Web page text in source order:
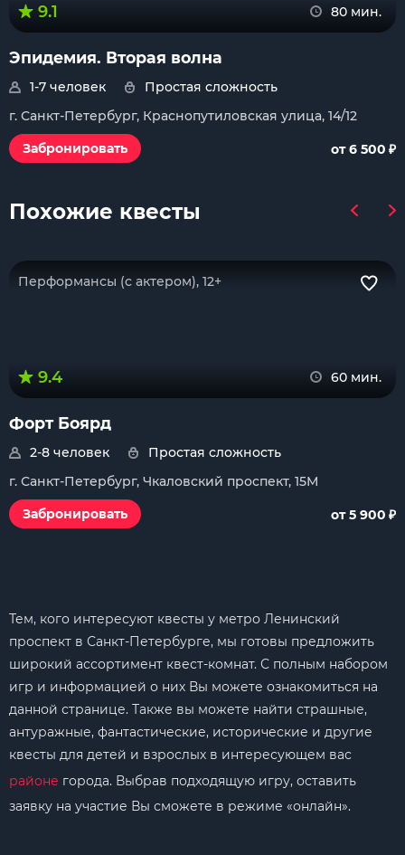
9.1 80 мин.
Эпидемия. Вторая волна
1-7 человек
Простая сложность
г. Санкт-Петербург, Краснопутиловская улица, 14/12
Забронировать
от 6 500 ₽
Похожие квесты
Перформансы (с актером), 12+
9.4 60 мин.
Форт Боярд
2-8 человек
Простая сложность
г. Санкт-Петербург, Чкаловский проспект, 15М
Забронировать
от 5 900 ₽
Тем, кого интересуют квесты у метро Ленинский
проспект в Санкт-Петербурге, мы готовы предложить
широкий ассортимент квест-комнат. С полным набором
игр и информацией о них Вы можете ознакомиться на
данной странице. Также вы можете найти страшные,
антуражные, фантастические, исторические и другие
квесты для детей и взрослых в интересующем вас
районе города. Выбрав подходящую игру, оставить
заявку на участие Вы сможете в режиме «онлайн».